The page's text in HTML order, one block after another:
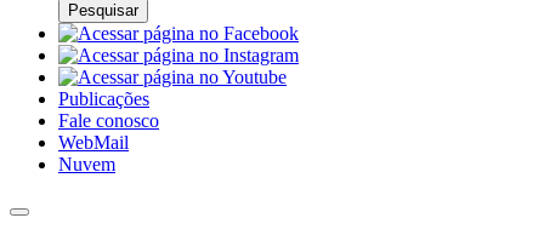
Pesquisar
Publicações
Fale conosco
WebMail
Nuvem